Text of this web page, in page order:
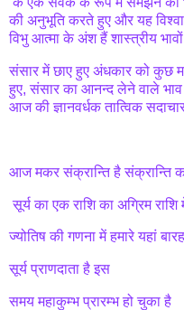
की अनुभूति करते हुए और यह
विभु आत्मा के अंश हैं शास्त्रीय
संसार में छाए हुए अंधकार को कुछ
हुए, संसार का आनन्द लेने वाले
आज की ज्ञानवर्धक तात्विक
आज मकर संक्रान्ति है संक्रान्ति
सूर्य का एक राशि का अग्रिम
ज्योतिष की गणना में हमारे यहां
सूर्य प्राणदाता है इस
समय महाकुम्भ प्रारम्भ हो चुका है